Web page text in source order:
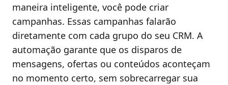
maneira inteligente, você pode criar
campanhas. Essas campanhas falarão
diretamente com cada grupo do seu CRM. A
automação garante que os disparos de
mensagens, ofertas ou conteúdos aconteçam
no momento certo, sem sobrecarregar sua